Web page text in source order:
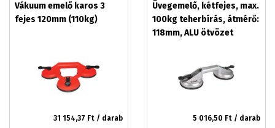
Vákuum emelő karos 3
fejes 120mm (110kg)
31 154,37 Ft / darab
Üvegemelő, kétfejes, max.
100kg teherbírás, átmérő:
118mm, ALU ötvözet
5 016,50 Ft / darab